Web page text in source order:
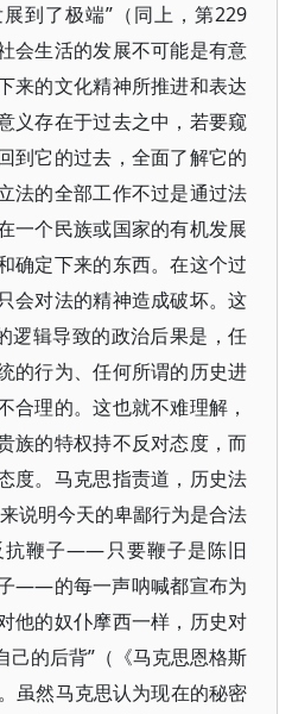
到了极端”（同上，第229
会生活的发展不可能是有意
来的文化精神所推进和表达
义存在于过去之中，若要窥
到它的过去，全面了解它的
法的全部工作不过是通过法
一个民族或国家的有机发展
确定下来的东西。在这个过
会对法的精神造成破坏。这
逻辑导致的政治后果是，任
的行为、任何所谓的历史进
合理的。这也就不难理解，
族的特权持不反对态度，而
度。马克思指责道，历史法
说明今天的卑鄙行为是合法
抗鞭子——只要鞭子是陈旧
——的每一声呐喊都宣布为
他的奴仆摩西一样，历史对
己的后背”（《马克思恩格斯
虽然马克思认为现在的秘密